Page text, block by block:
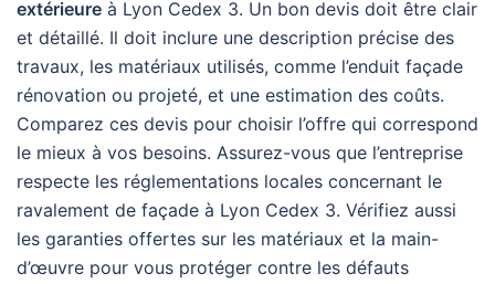
extérieure à Lyon Cedex 3. Un bon devis doit être clair
et détaillé. Il doit inclure une description précise des
travaux, les matériaux utilisés, comme l’enduit façade
rénovation ou projeté, et une estimation des coûts.
Comparez ces devis pour choisir l’offre qui correspond
le mieux à vos besoins. Assurez-vous que l’entreprise
respecte les réglementations locales concernant le
ravalement de façade à Lyon Cedex 3. Vérifiez aussi
les garanties offertes sur les matériaux et la main-
d’œuvre pour vous protéger contre les défauts